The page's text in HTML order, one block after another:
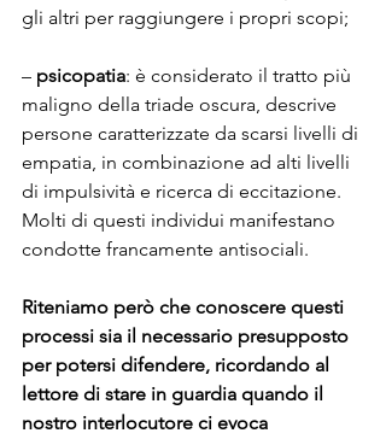
gli altri per raggiungere i propri scopi;
– psicopatia: è considerato il tratto più
maligno della triade oscura, descrive
persone caratterizzate da scarsi livelli di
empatia, in combinazione ad alti livelli
di impulsività e ricerca di eccitazione.
Molti di questi individui manifestano
condotte francamente antisociali.
Riteniamo però che conoscere questi
processi sia il necessario presupposto
per potersi difendere, ricordando al
lettore di stare in guardia quando il
nostro interlocutore ci evoca